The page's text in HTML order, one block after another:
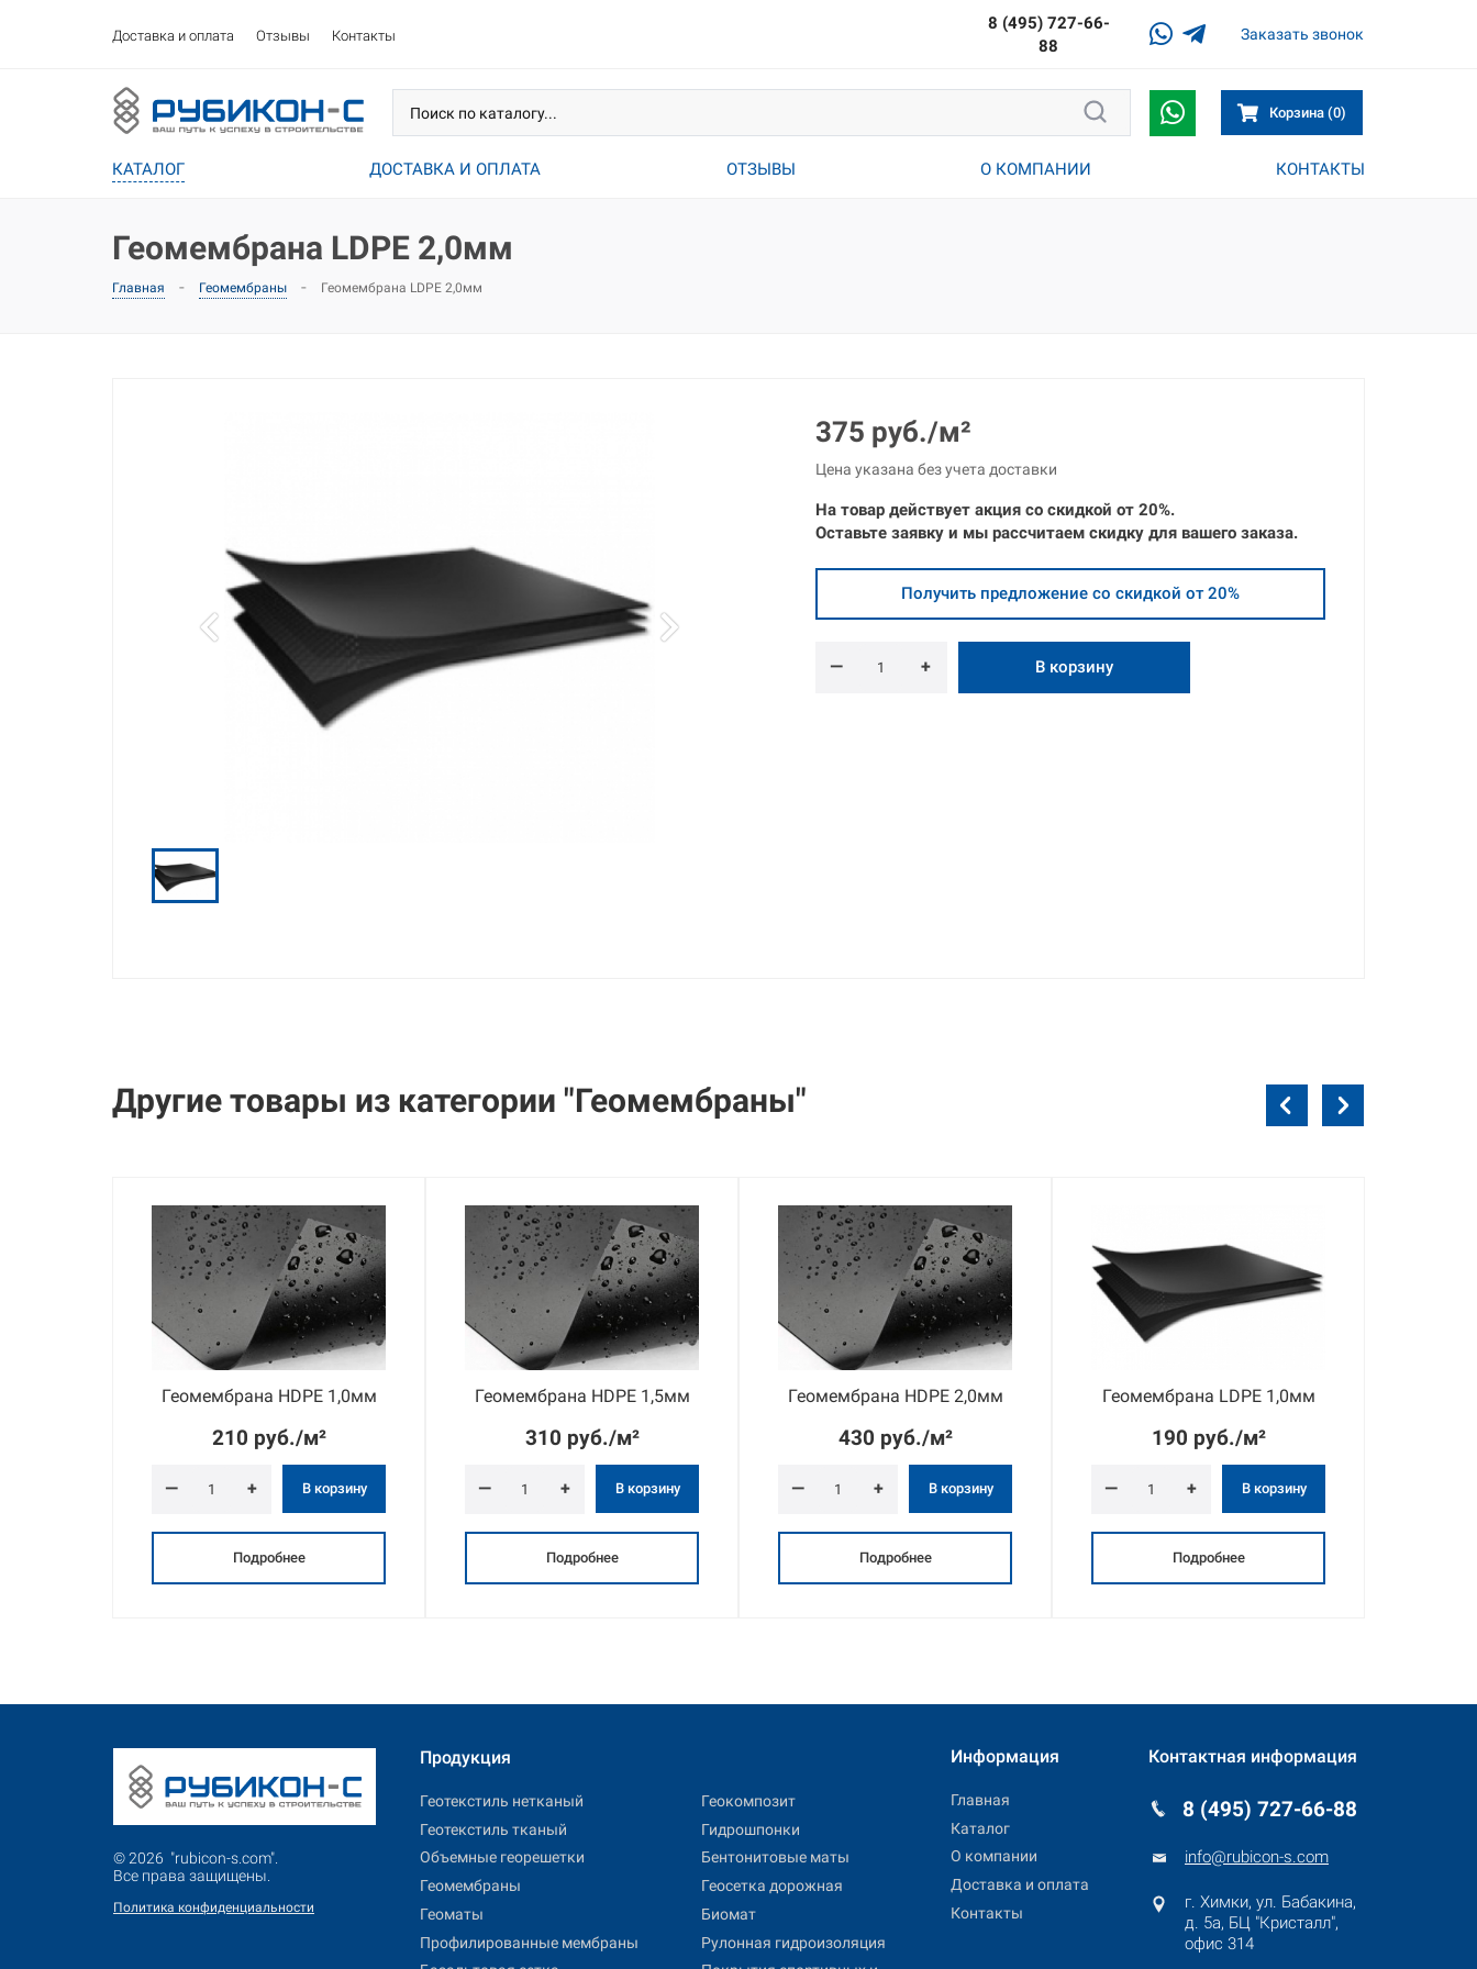
Доставка и оплата Отзывы Контакты
8 (495) 727-66-
88
Заказать звонок
Корзина (0)
КАТАЛОГ ДОСТАВКА И ОПЛАТА ОТЗЫВЫ О КОМПАНИИ КОНТАКТЫ
Геомембрана LDPE 2,0мм
Главная - Геомембраны - Геомембрана LDPE 2,0мм
375 руб./м²
Цена указана без учета доставки
На товар действует акция со скидкой от 20%.
Оставьте заявку и мы рассчитаем скидку для вашего заказа.
Получить предложение со скидкой от 20%
— + В корзину
Другие товары из категории "Геомембраны"
Геомембрана HDPE 1,0мм
210 руб./м²
— + В корзину
Подробнее
Геомембрана HDPE 1,5мм
310 руб./м²
— + В корзину
Подробнее
Геомембрана HDPE 2,0мм
430 руб./м²
— + В корзину
Подробнее
Геомембрана LDPE 1,0мм
190 руб./м²
— + В корзину
Подробнее
© 2026 "rubicon-s.com".
Все права защищены.
Политика конфиденциальности
Продукция
Геотекстиль нетканый
Геотекстиль тканый
Объемные георешетки
Геомембраны
Геоматы
Профилированные мембраны
Геокомпозит
Гидрошпонки
Бентонитовые маты
Геосетка дорожная
Биомат
Рулонная гидроизоляция
Информация
Главная
Каталог
О компании
Доставка и оплата
Контакты
Контактная информация
8 (495) 727-66-88
info@rubicon-s.com
г. Химки, ул. Бабакина,
д. 5а, БЦ "Кристалл",
офис 314